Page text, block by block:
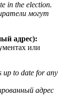
in the election.
могут
адрес):
или
up to date for any
адрес